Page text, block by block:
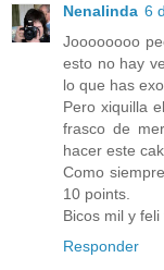
Nenalinda 6
Joooooooo
esto no hay
lo que has exo.
Pero xiquilla
frasco de
hacer este
Como
10 points.
Bicos mil y feli
Responder